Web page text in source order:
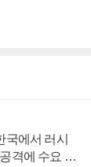
국에서 러시
격에 수요 늘